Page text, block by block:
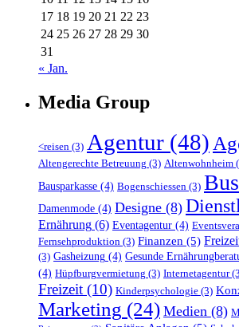
17 18 19 20 21 22 23
24 25 26 27 28 29 30
31
« Jan.
Media Group
<reisen (3) Agentur (48)
Altengerechte Betreuung (3) Altenwohnheim
Bausparkasse (4) Bogenschiessen (3)
Damenmode (4) Designe (8)
Ernährung (6) Eventagentur (4)
Fernsehproduktion (3) Finanzen (5)
(3) Gasheizung (4) Gesunde
(4) Hüpfburgvermietung (3) Internetagentur
Freizeit (10) Kinderpsychologie (3)
Marketing (24) Medien (8)